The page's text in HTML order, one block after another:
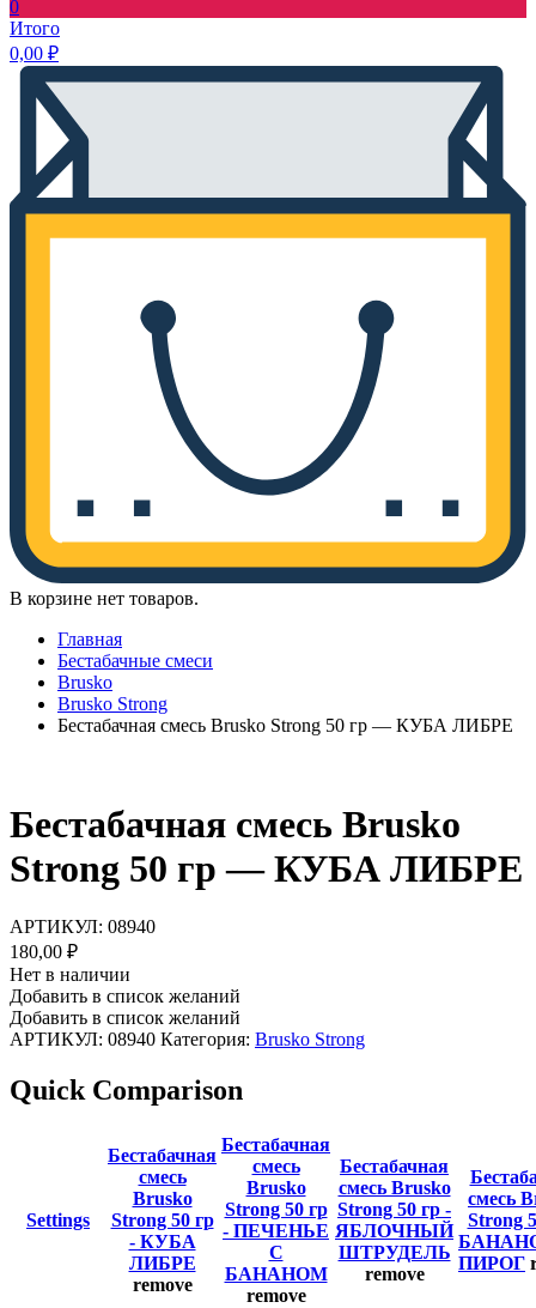
0
Итого
0,00 ₽
В корзине нет товаров.
Главная
Бестабачные смеси
Brusko
Brusko Strong
Бестабачная смесь Brusko Strong 50 гр — КУБА ЛИБРЕ
Бестабачная смесь Brusko
Strong 50 гр — КУБА ЛИБРЕ
АРТИКУЛ: 08940
180,00 ₽
Нет в наличии
Добавить в список желаний
Добавить в список желаний
АРТИКУЛ: 08940 Категория: Brusko Strong
Quick Comparison
Settings
Бестабачная
смесь
Brusko
Strong 50 гр
- КУБА
ЛИБРЕ
remove
Бестабачная
смесь
Brusko
Strong 50 гр
- ПЕЧЕНЬЕ
С
БАНАНОМ
remove
Бестабачная
смесь Brusko
Strong 50 гр -
ЯБЛОЧНЫЙ
ШТРУДЕЛЬ
remove
смесь
Strong
ПИРОГ